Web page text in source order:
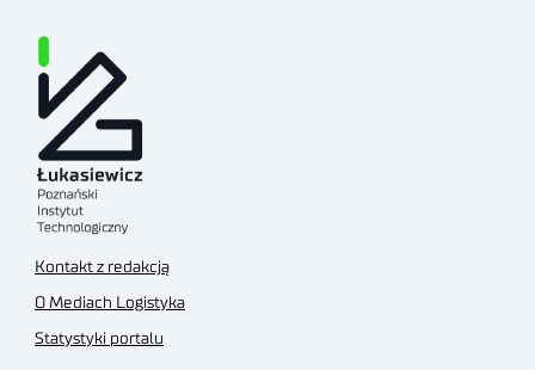
Kontakt z redakcją
O Mediach Logistyka
Statystyki portalu